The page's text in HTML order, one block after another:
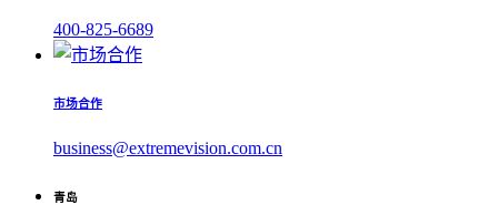
400-825-6689
市场合作
business@extremevision.com.cn
青岛